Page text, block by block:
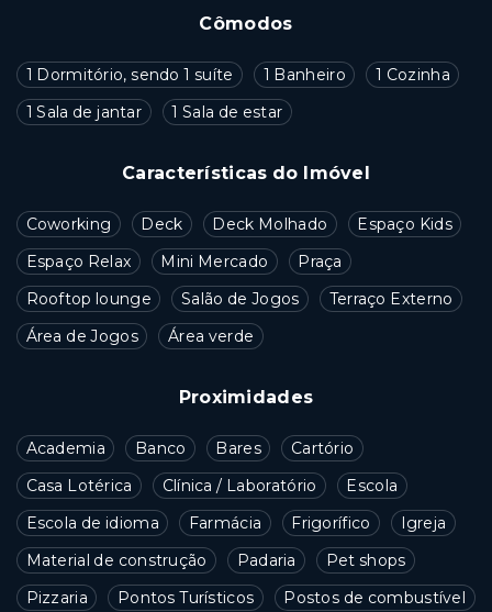
Cômodos
1 Dormitório, sendo 1 suíte 1 Banheiro
1 Cozinha
1 Sala de jantar
1 Sala de estar
Características do Imóvel
Coworking Deck Deck Molhado
Espaço Kids
Espaço Relax
Mini Mercado
Praça
Rooftop lounge
Salão de Jogos
Terraço Externo
Área de Jogos
Área verde
Proximidades
Academia Banco Bares
Cartório
Casa Lotérica
Clínica / Laboratório
Escola
Escola de idioma
Farmácia Frigorífico
Igreja
Material de construção
Padaria
Pet shops
Pizzaria
Pontos Turísticos
Postos de combustível